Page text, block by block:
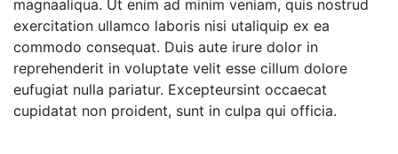
magnaaliqua. Ut enim ad minim veniam, quis nostrud
exercitation ullamco laboris nisi utaliquip ex ea
commodo consequat. Duis aute irure dolor in
reprehenderit in voluptate velit esse cillum dolore
eufugiat nulla pariatur. Excepteursint occaecat
cupidatat non proident, sunt in culpa qui officia.